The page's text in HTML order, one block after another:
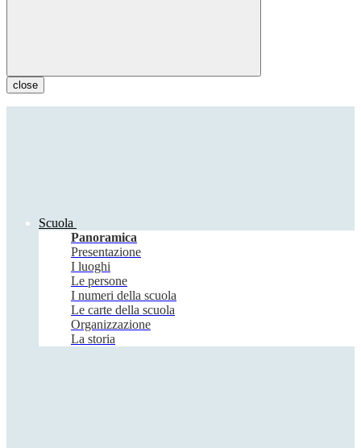
close
Scuola
Panoramica
Presentazione
I luoghi
Le persone
I numeri della scuola
Le carte della scuola
Organizzazione
La storia